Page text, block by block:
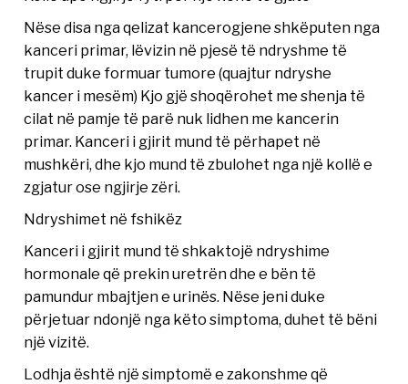
Nëse disa nga qelizat kancerogjene shkëputen nga
kanceri primar, lëvizin në pjesë të ndryshme të
trupit duke formuar tumore (quajtur ndryshe
kancer i mesëm) Kjo gjë shoqërohet me shenja të
cilat në pamje të parë nuk lidhen me kancerin
primar. Kanceri i gjirit mund të përhapet në
mushkëri, dhe kjo mund të zbulohet nga një kollë e
zgjatur ose ngjirje zëri.
Ndryshimet në fshikëz
Kanceri i gjirit mund të shkaktojë ndryshime
hormonale që prekin uretrën dhe e bën të
pamundur mbajtjen e urinës. Nëse jeni duke
përjetuar ndonjë nga këto simptoma, duhet të bëni
një vizitë.
Lodhja është një simptomë e zakonshme që